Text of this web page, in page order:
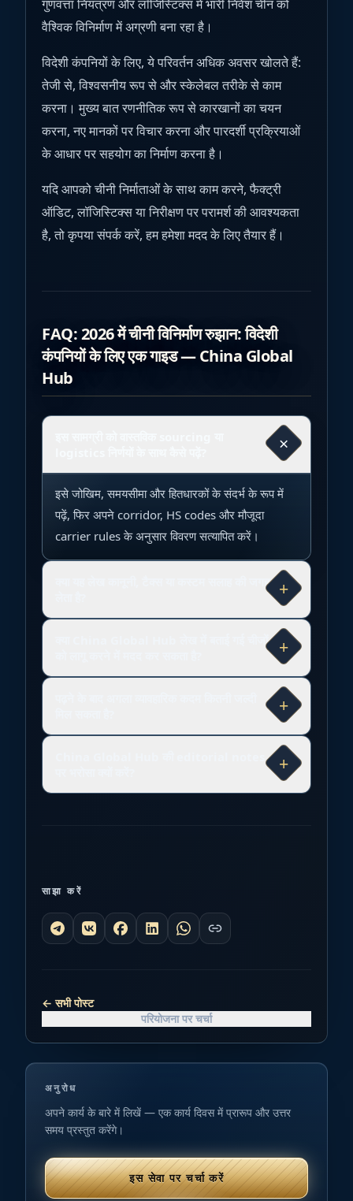
गुणवत्ता नियंत्रण और लॉजिस्टिक्स में भारी निवेश चीन को
वैश्विक विनिर्माण में अग्रणी बना रहा है।
विदेशी कंपनियों के लिए, ये परिवर्तन अधिक अवसर खोलते हैं:
तेजी से, विश्वसनीय रूप से और स्केलेबल तरीके से काम
करना। मुख्य बात रणनीतिक रूप से कारखानों का चयन
करना, नए मानकों पर विचार करना और पारदर्शी प्रक्रियाओं
के आधार पर सहयोग का निर्माण करना है।
यदि आपको चीनी निर्माताओं के साथ काम करने, फैक्ट्री
ऑडिट, लॉजिस्टिक्स या निरीक्षण पर परामर्श की आवश्यकता
है, तो कृपया संपर्क करें, हम हमेशा मदद के लिए तैयार हैं।
FAQ: 2026 में चीनी विनिर्माण रुझान: विदेशी
कंपनियों के लिए एक गाइड — China Global
Hub
×
इसे जोखिम, समयसीमा और हितधारकों के संदर्भ के रूप में
पढ़ें, फिर अपने corridor, HS codes और मौजूदा
carrier rules के अनुसार विवरण सत्यापित करें।
क्या यह लेख कानूनी, टैक्स या कस्टम सलाह की जगह
+
क्या China Global Hub लेख में बताई गई चीजों
+
+
+
साझा करें
←सभी पोस्ट
परियोजना पर चर्चा
अनुरोध
अपने कार्य के बारे में लिखें — एक कार्य दिवस में प्रारूप और उत्तर
समय प्रस्तुत करेंगे।
इस सेवा पर चर्चा करें